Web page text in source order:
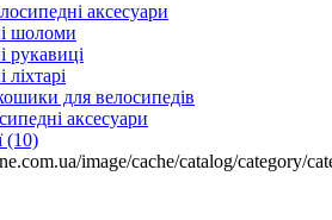
аксесуари
шоломи
рукавиці
для велосипедів
аксесуари
(10)
image/cache/catalog/category/